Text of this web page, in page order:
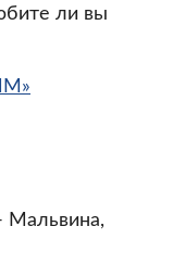
ли вы
Мальвина,